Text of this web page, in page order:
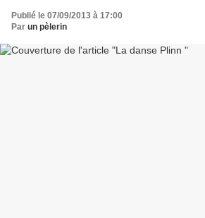
Publié le 07/09/2013 à 17:00
Par un pèlerin